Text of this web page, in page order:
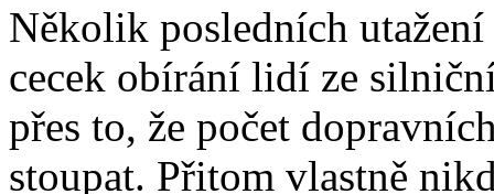
Několik posledních
cecek obírání lidí ze
přes to, že počet
stoupat. Přitom vlastně